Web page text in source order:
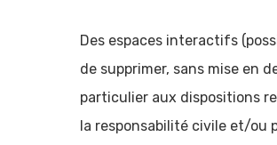
Des espaces interactifs
de supprimer, sans mise en
particulier aux dispositions
la responsabilité civile et/ou